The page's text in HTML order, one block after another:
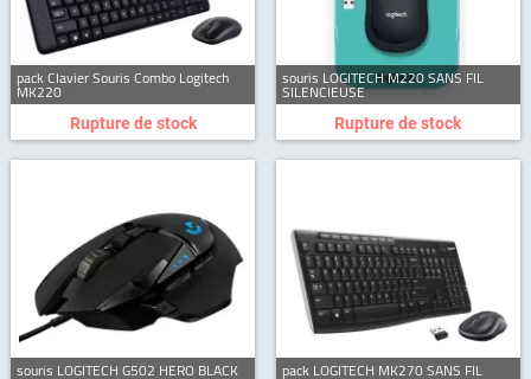
pack Clavier Souris Combo Logitech
MK220
Rupture de stock
souris LOGITECH M220 SANS FIL
SILENCIEUSE
Rupture de stock
souris LOGITECH G502 HERO BLACK pack LOGITECH MK270 SANS FIL